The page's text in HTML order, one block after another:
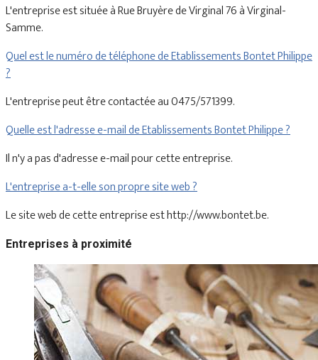
L'entreprise est située à Rue Bruyère de Virginal 76 à Virginal-
Samme.
Quel est le numéro de téléphone de Etablissements Bontet Philippe
?
L'entreprise peut être contactée au 0475/571399.
Quelle est l'adresse e-mail de Etablissements Bontet Philippe ?
Il n'y a pas d'adresse e-mail pour cette entreprise.
L'entreprise a-t-elle son propre site web ?
Le site web de cette entreprise est http://www.bontet.be.
Entreprises à proximité